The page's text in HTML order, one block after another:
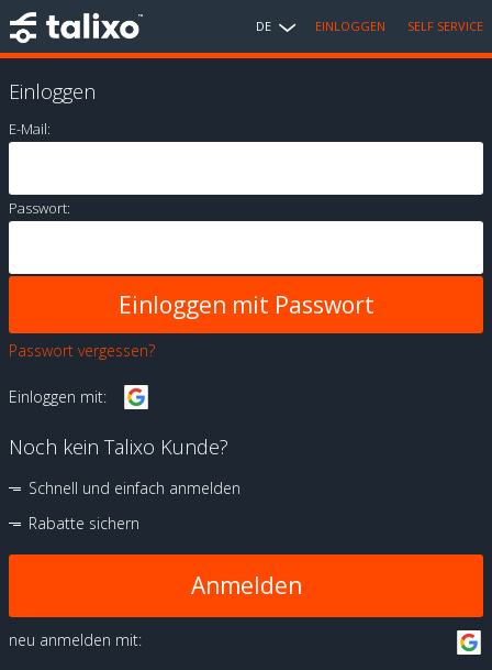
DE EINLOGGEN SELF SERVICE
Einloggen
E-Mail:
Passwort:
Passwort vergessen?
Einloggen mit:
Noch kein Talixo Kunde?
Schnell und einfach anmelden
Rabatte sichern
Anmelden
neu anmelden mit: